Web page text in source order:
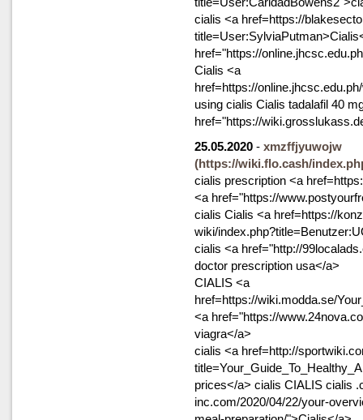
cialis <a href=https://
href="https://
Cialis <a
href=https://
using cialis Cialis tadalafil 40
href="https://
25.05.2020 - xmzffjyuwojw
(https://wiki.flo.cash/
cialis prescription <a
<a href="https://
cialis Cialis <a href=https://
wiki/
cialis <a href="http://
doctor prescription usa</a>
CIALIS <a
href=https://wiki.modda.se/
<a href="https://
viagra</a>
cialis <a href=http://
prices</a> cialis CIALIS cialis
inc.com/2020/04/22/your-